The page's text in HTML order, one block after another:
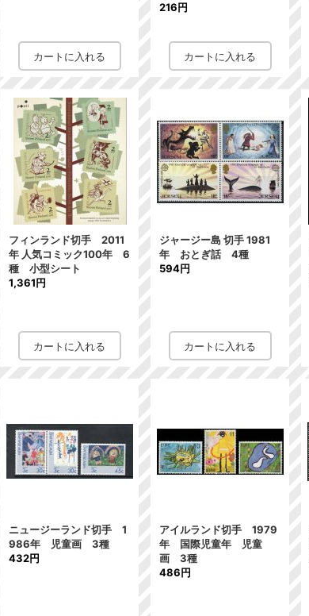
216円
フィンランド切手 2011
年 人気コミック100年 6
種 小型シート
1,361円
ジャージー島 切手 1981
年 おとぎ話 4種
594円
ニュージーランド切手 1
986年 児童画 3種
432円
アイルランド切手 1979
年 国際児童年 児童
画 3種
486円